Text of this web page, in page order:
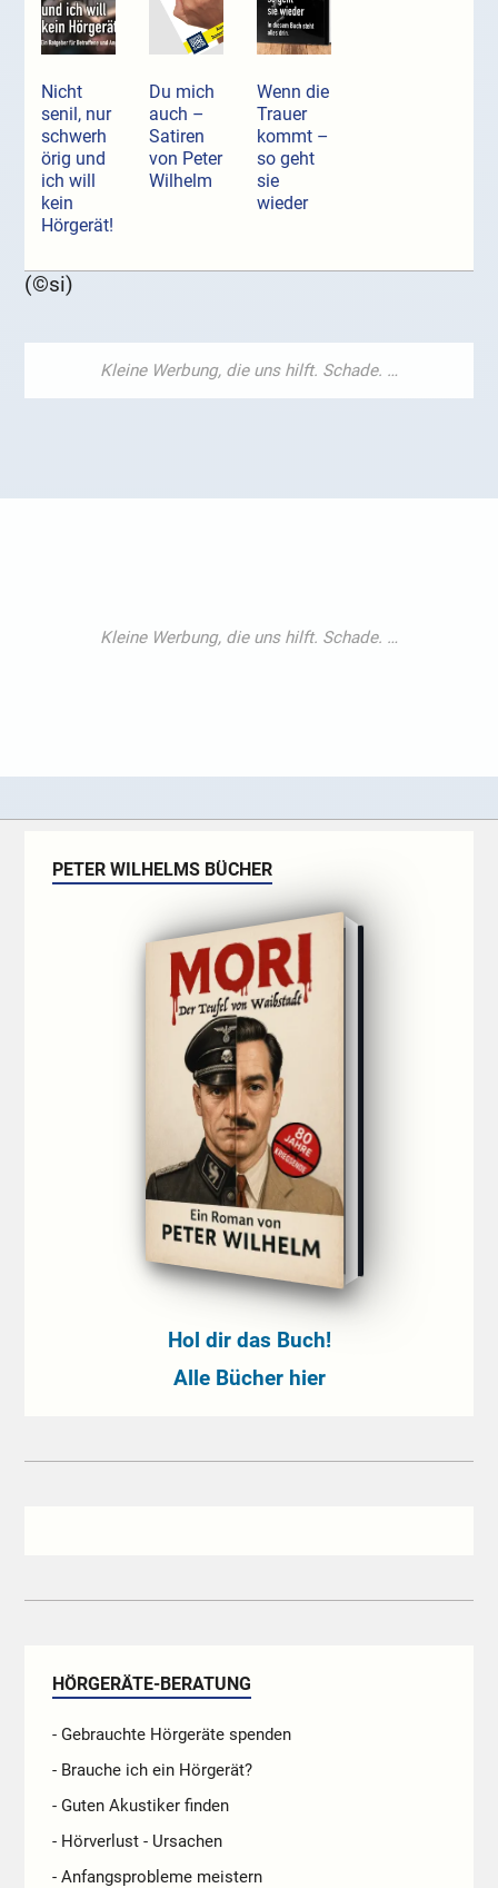
Nicht
senil, nur
schwerh
örig und
ich will
kein
Hörgerät!
Du mich
auch –
Satiren
von Peter
Wilhelm
Wenn die
Trauer
kommt –
so geht
sie
wieder
(©si)
PETER WILHELMS BÜCHER
Hol dir das Buch!
Alle Bücher hier
HÖRGERÄTE-BERATUNG
- Gebrauchte Hörgeräte spenden
- Brauche ich ein Hörgerät?
- Guten Akustiker finden
- Hörverlust - Ursachen
- Anfangsprobleme meistern